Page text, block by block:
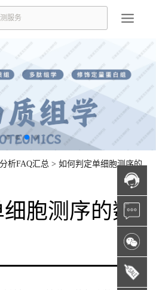
析FAQ汇总 > 如何判定单细胞测序的
胞测序的数